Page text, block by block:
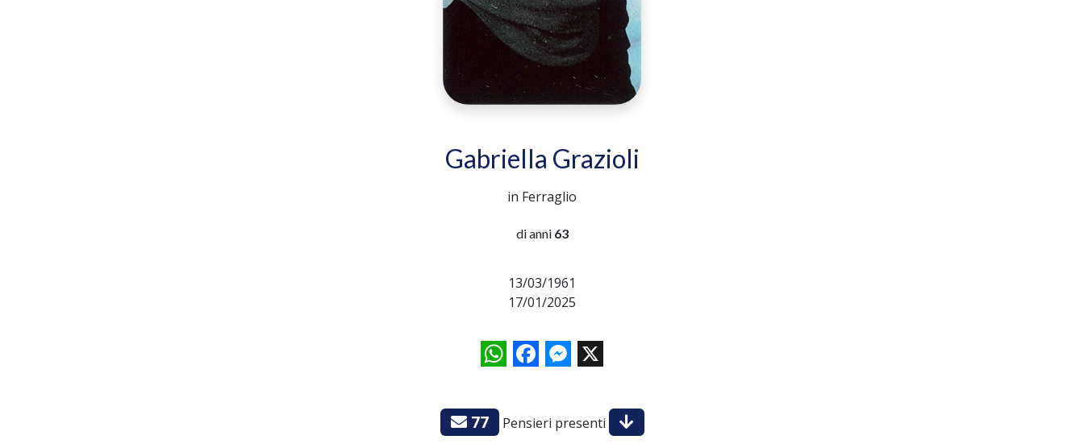
Gabriella Grazioli
in Ferraglio
di anni 63
13/03/1961
17/01/2025
WhatsAppFacebookMessenger
X
77 Pensieri presenti